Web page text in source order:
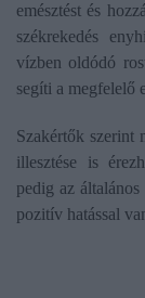
emésztést és
székrekedés
vízben oldódó
segíti a megfelelő
Szakértők szerint
illesztése is
pedig az
pozitív hatással